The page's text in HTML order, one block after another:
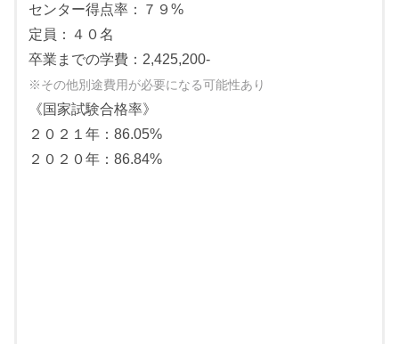
センター得点率：７９%
定員：４０名
卒業までの学費：2,425,200-
※その他別途費用が必要になる可能性あり
《国家試験合格率》
２０２１年：86.05%
２０２０年：86.84%